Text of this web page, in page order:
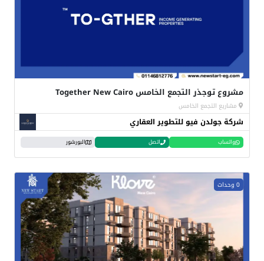
مشروع توجذر التجمع الخامس Together New Cairo
مشاريع التجمع الخامس
شركة جولدن فيو للتطوير العقاري
واتساب اتصل البورشور
0 وحدات